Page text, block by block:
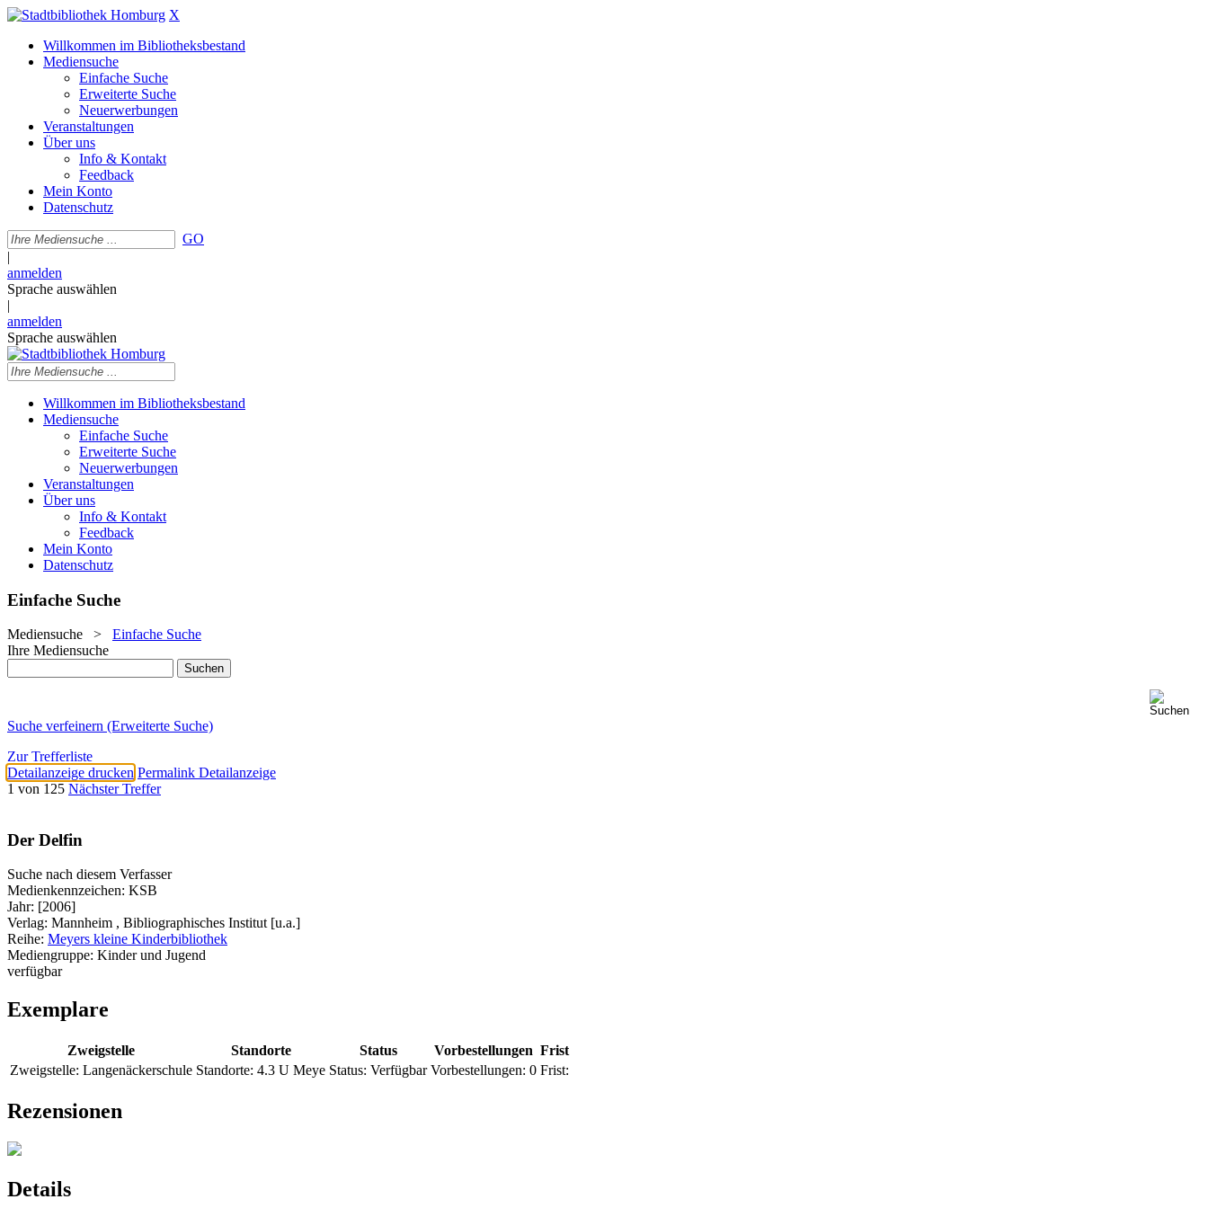
X
Willkommen im Bibliotheksbestand
Mediensuche
Einfache Suche
Erweiterte Suche
Neuerwerbungen
Veranstaltungen
Über uns
Info & Kontakt
Feedback
Mein Konto
Datenschutz
GO
|
anmelden
Sprache auswählen
|
anmelden
Sprache auswählen
Willkommen im Bibliotheksbestand
Mediensuche
Einfache Suche
Erweiterte Suche
Neuerwerbungen
Veranstaltungen
Über uns
Info & Kontakt
Feedback
Mein Konto
Datenschutz
Einfache Suche
Mediensuche > Einfache Suche
Ihre Mediensuche
Suche verfeinern (Erweiterte Suche)
Zur Trefferliste
Detailanzeige drucken Permalink Detailanzeige
1 von 125 Nächster Treffer
Der Delfin
Suche nach diesem Verfasser
Medienkennzeichen: KSB
Jahr: [2006]
Verlag: Mannheim , Bibliographisches Institut [u.a.]
Reihe: Meyers kleine Kinderbibliothek
Mediengruppe: Kinder und Jugend
verfügbar
Exemplare
Zweigstelle Standorte Status Vorbestellungen Frist
Zweigstelle: Langenäckerschule Standorte: 4.3 U Meye Status: Verfügbar Vorbestellungen: 0 Frist:
Rezensionen
Details